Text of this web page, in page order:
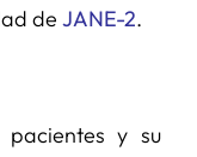
de JANE-2.
y su